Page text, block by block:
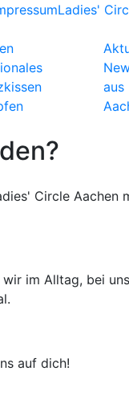
Ladies'
aus
Circle Aachen
im Alltag, bei
auf dich!